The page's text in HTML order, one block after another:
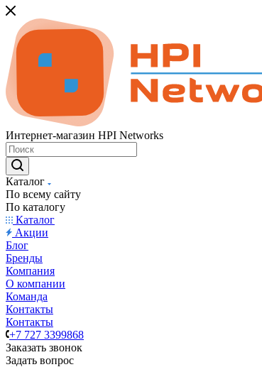
Интернет-магазин HPI Networks
Каталог
По всему сайту
По каталогу
Каталог
Акции
Блог
Бренды
Компания
О компании
Команда
Контакты
Контакты
+7 727 3399868
Заказать звонок
Задать вопрос